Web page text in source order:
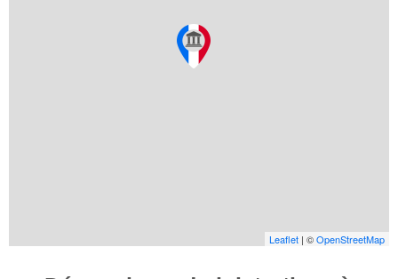
Leaflet | ©OpenStreetMap